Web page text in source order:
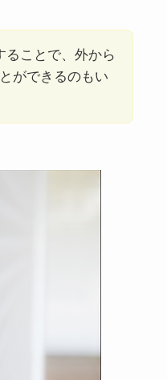
ることで、外から
ができるのもい